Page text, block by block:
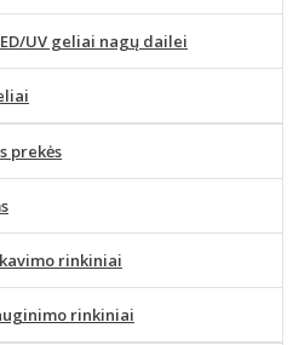
UV geliai nagų dailei
prekės
rinkiniai
rinkiniai